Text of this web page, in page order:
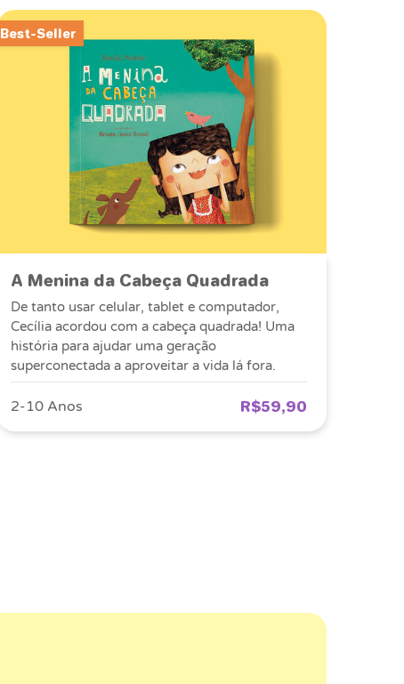
Best-Seller
A Menina da Cabeça Quadrada
De tanto usar celular, tablet e computador,
Cecília acordou com a cabeça quadrada! Uma
história para ajudar uma geração
superconectada a aproveitar a vida lá fora.
2-10 Anos R$59,90